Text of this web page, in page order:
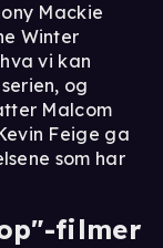
Mackie
Winter
vi kan
og
Malcom
Feige ga
som har
filmer